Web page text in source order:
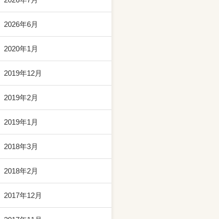
2026年6月
2020年1月
2019年12月
2019年2月
2019年1月
2018年3月
2018年2月
2017年12月